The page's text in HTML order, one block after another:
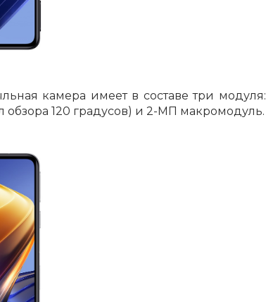
камера имеет в составе три модуля:
120 градусов) и 2-МП макромодуль.